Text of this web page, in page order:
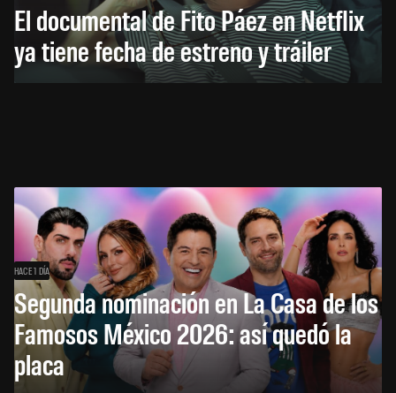
El documental de Fito Páez en Netflix
ya tiene fecha de estreno y tráiler
HACE 1 DÍA
Segunda nominación en La Casa de los
Famosos México 2026: así quedó la
placa